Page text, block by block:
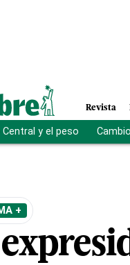
Revista
Central y el peso
+